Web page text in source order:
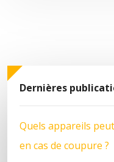
Dernières
Quels appareils
en cas de coupure ?